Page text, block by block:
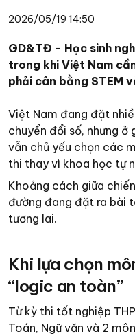
2026/05/19 14:50
GD&TĐ - Học sinh
trong khi Việt Nam
phải cân bằng STEM
Việt Nam đang đặt
chuyển đổi số, nhưng ở
vẫn chủ yếu chọn các
thi thay vì khoa học tự
Khoảng cách giữa
đường đang đặt ra bài
tương lai.
Khi lựa chọn
“logic an toàn”
Từ kỳ thi tốt nghiệp
Toán, Ngữ văn và 2